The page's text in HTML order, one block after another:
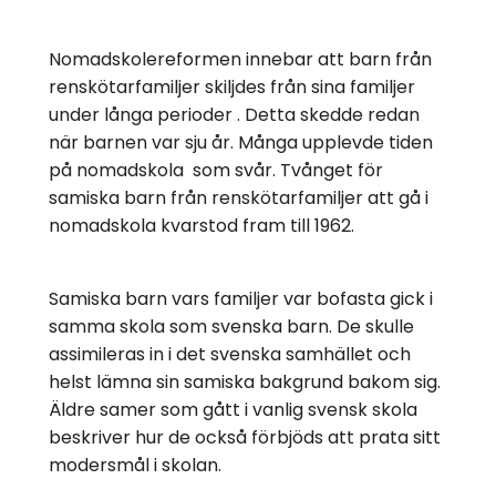
Nomadskolereformen innebar att barn från
renskötarfamiljer skiljdes från sina familjer
under långa perioder . Detta skedde redan
när barnen var sju år. Många upplevde tiden
på nomadskola som svår. Tvånget för
samiska barn från renskötarfamiljer att gå i
nomadskola kvarstod fram till 1962.
Samiska barn vars familjer var bofasta gick i
samma skola som svenska barn. De skulle
assimileras in i det svenska samhället och
helst lämna sin samiska bakgrund bakom sig.
Äldre samer som gått i vanlig svensk skola
beskriver hur de också förbjöds att prata sitt
modersmål i skolan.